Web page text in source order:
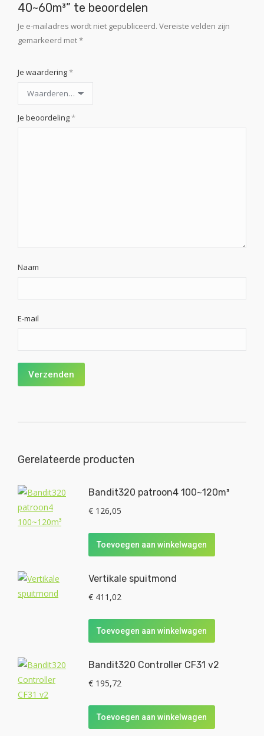
40~60m³” te beoordelen
Je e-mailadres wordt niet gepubliceerd. Vereiste velden zijn
gemarkeerd met*
Je waardering*
Je beoordeling*
Naam
E-mail
Gerelateerde producten
Bandit320 patroon4 100~120m³
€ 126,05
Toevoegen aan winkelwagen
Vertikale spuitmond
€ 411,02
Toevoegen aan winkelwagen
Bandit320 Controller CF31 v2
€ 195,72
Toevoegen aan winkelwagen